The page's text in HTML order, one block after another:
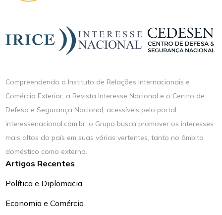
Compreendendo o Instituto de Relações Internacionais e
Comércio Exterior, a Revista Interesse Nacional e o Centro de
Defesa e Segurança Nacional, acessíveis pelo portal
interessenacional.com.br, o Grupo busca promover os interesses
mais altos do país em suas várias vertentes, tanto no âmbito
doméstico como externo.
Artigos Recentes
Política e Diplomacia
Economia e Comércio